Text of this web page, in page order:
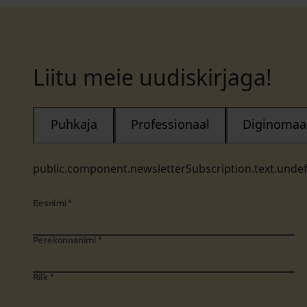
Liitu meie uudiskirjaga!
Puhkaja Professionaal
Eesnimi *
Perekonnanimi *
Riik *